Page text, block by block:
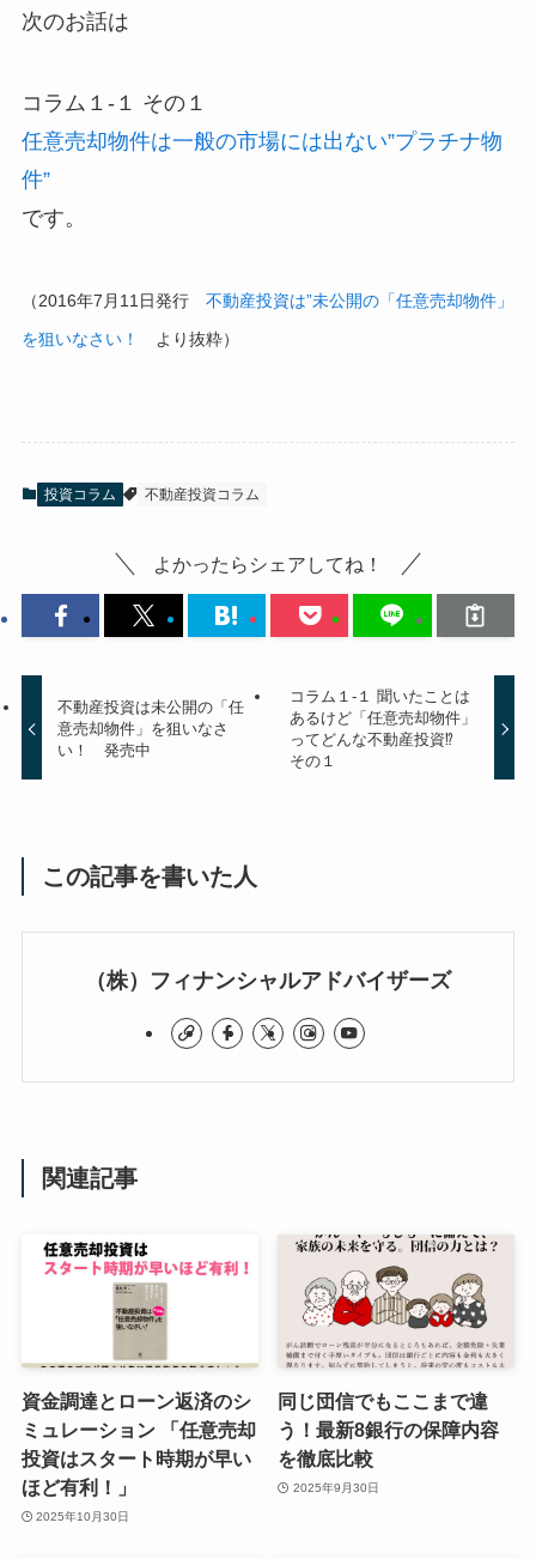
次のお話は
コラム１-１ その１​​​​​​​
任意売却物件は一般の市場には出ない”プラチナ物
件”
です。
（2016年7月11日発行 不動産投資は”未公開の「任意売却物件」
を狙いなさい！
より抜粋）
投資コラム 不動産投資コラム
よかったらシェアしてね！
不動産投資は未公開の「任
意売却物件」を狙いなさ
い！ 発売中
コラム１-１ 聞いたことは
あるけど「任意売却物件」
ってどんな不動産投資⁉︎
その１
この記事を書いた人
（株）フィナンシャルアドバイザーズ
関連記事
資金調達とローン返済のシ
ミュレーション 「任意売却
投資はスタート時期が早い
ほど有利！」
2025年10月30日
同じ団信でもここまで違
う！最新8銀行の保障内容
を徹底比較
2025年9月30日